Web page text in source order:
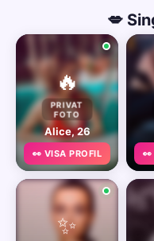
💋
🔥
PRIVAT
FOTO
Alice, 26
👀 VISA PROFIL 👀
✨